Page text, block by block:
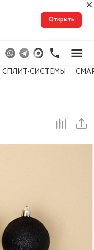
Открыть
СПЛИТ-СИСТЕМЫ